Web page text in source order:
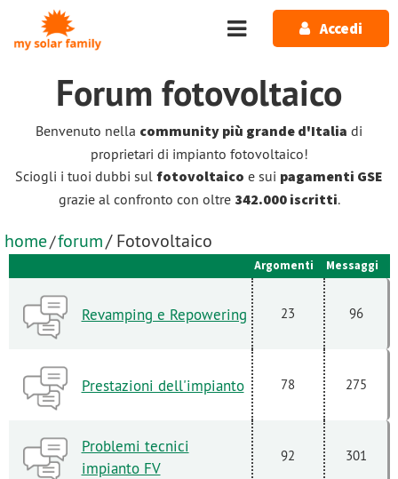
Salta al contenuto principale
Accedi
Forum fotovoltaico
Benvenuto nella community più grande d'Italia di
proprietari di impianto fotovoltaico!
Sciogli i tuoi dubbi sul fotovoltaico e sui pagamenti GSE
grazie al confronto con oltre 342.000 iscritti.
home/forum/ Fotovoltaico
Argomenti Messaggi
Revamping e Repowering 23 96
Prestazioni dell'impianto 78 275
Problemi tecnici
impianto FV
92 301